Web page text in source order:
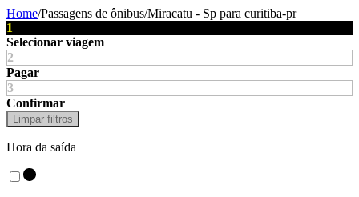
Home/Passagens de ônibus/Miracatu - Sp para curitiba-pr
1
Selecionar viagem
2
Pagar
3
Confirmar
Limpar filtros
Hora da saída